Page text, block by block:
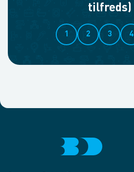
tilfreds)
1 2 3 4